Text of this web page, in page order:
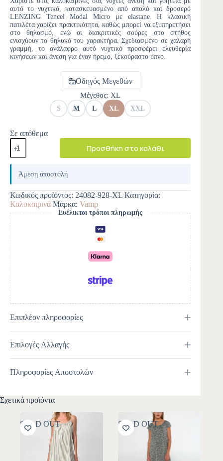
αυτό το νυχτικό, κατασκευασμένο από απαλό και δροσερό
LENZING Tencel Modal Micro με elastane. Η κλασική
πατιλέτα χαρίζει πρακτικότητα, καθώς μπορεί να εξυπηρετήσει
στο θηλασμό, ενώ οι διακριτικές σούρες στο στήθος
ενισχύουν το θηλυκό του χαρακτήρα. Σχεδιασμένο σε χαλαρή
γραμμή, το ανάλαφρο αυτό νυχτικό προσφέρει ελευθερία
κινήσεων και άνεση για έναν ήρεμο, ξεκούραστο ύπνο.
Οδηγός Μεγεθών
Μέγεθος: XL
S M L XL XXL
Σε απόθεμα
Προσθήκη στο καλάθι
A
e
r
n
a
t
i
v
e
:
Άμεση αποστολή
Κωδικός προϊόντος: 24082-928-XL Κατηγορία:
Καλοκαιρινά Μάρκα: Vamp
Ευέλικτοι τρόποι πληρωμής
Επιπλέον πληροφορίες
Επιλογές Αλλαγής
Πληροφορίες Αποστολών
Σχετικά προϊόντα
SOLD OUT SOLD OUT